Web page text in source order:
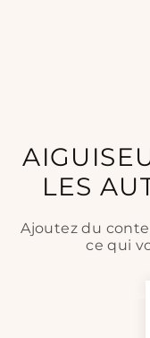
LES
Ajoutez du
ce qui